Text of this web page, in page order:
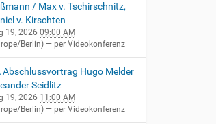
/ Max v. Tschirschnitz,
v. Kirschten
19, 2026 09:00 AM
Berlin) — per Videokonferenz
Abschlussvortrag Hugo Melder
Seidlitz
19, 2026 11:00 AM
Berlin) — per Videokonferenz